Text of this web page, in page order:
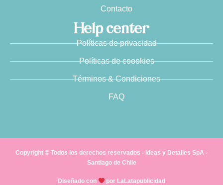
Contacto
Help center
Políticas de privacidad
Políticas de coookies
Términos & Condiciones
FAQ
Copyright © Todos los derechos reservados - Ideas y Detalles SpA -
Santiago de Chile
Diseñado con por LaLatapublicidad